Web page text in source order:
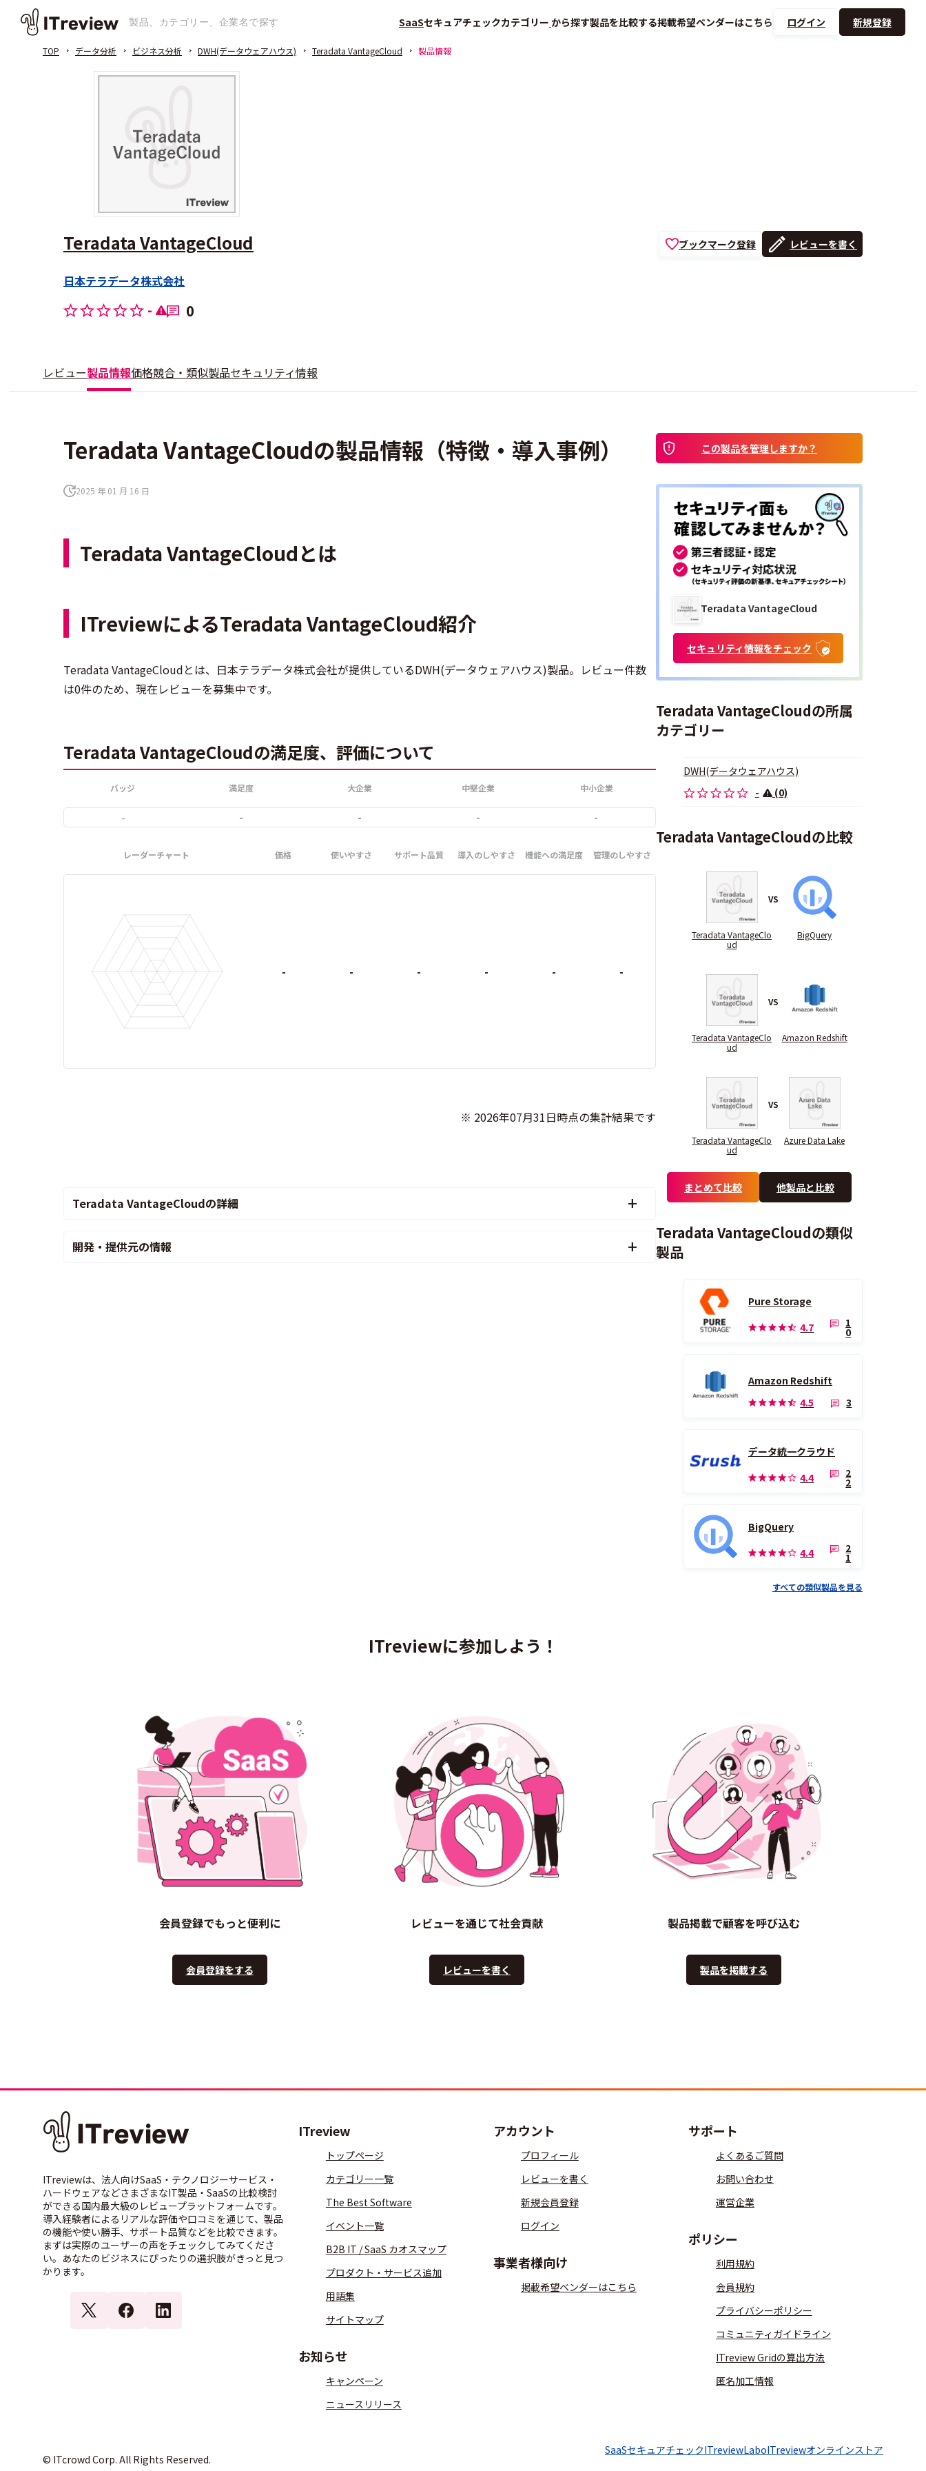
SaaSセキュアチェックカテゴリー から探す製品を比較する掲載希望ベンダーはこちら ログイン 新規登録
TOP データ分析 ビジネス分析 DWH(データウェアハウス) Teradata VantageCloud 製品情報
Teradata VantageCloud
日本テラデータ株式会社
- 0
ブックマーク登録 レビューを書く
レビュー製品情報価格競合・類似製品セキュリティ情報
Teradata VantageCloudの製品情報（特徴・導入事例）
2025 年 01 月 16 日
Teradata VantageCloudとは
ITreviewによるTeradata VantageCloud紹介
Teradata VantageCloudとは、日本テラデータ株式会社が提供しているDWH(データウェアハウス)製品。レビュー件数
は0件のため、現在レビューを募集中です。
Teradata VantageCloudの満足度、評価について
バッジ 満足度 大企業 中堅企業 中小企業
- - - - -
レーダーチャート 価格 使いやすさ サポート品質 導入のしやすさ 機能への満足度 管理のしやすさ
- - - - - -
Teradata VantageCloudの詳細
開発・提供元の情報
この製品を管理しますか？
Teradata VantageCloud
セキュリティ情報をチェック
Teradata VantageCloudの所属
カテゴリー
DWH(データウェアハウス)
-
(0)
Teradata VantageCloudの比較
Teradata VantageClo
ud
VS
BigQuery
Teradata VantageClo
ud
VS
Amazon Redshift
Teradata VantageClo
ud
VS
Azure Data Lake
まとめて比較 他製品と比較
Teradata VantageCloudの類似
製品
Pure Storage
4.7
1
0
Amazon Redshift
4.5
3
データ統一クラウド
4.4
2
2
BigQuery
4.4
2
1
すべての類似製品を見る
ITreviewに参加しよう！
会員登録でもっと便利に
会員登録をする
レビューを通じて社会貢献
レビューを書く
製品掲載で顧客を呼び込む
製品を掲載する
ITreviewは、法人向けSaaS・テクノロジーサービス・
ハードウェアなどさまざまなIT製品・SaaSの比較検討
ができる国内最大級のレビュープラットフォームです。
導入経験者によるリアルな評価や口コミを通じて、製品
の機能や使い勝手、サポート品質などを比較できます。
まずは実際のユーザーの声をチェックしてみてくださ
い。あなたのビジネスにぴったりの選択肢がきっと見つ
かります。
ITreview
トップページ
カテゴリー一覧
The Best Software
イベント一覧
B2B IT / SaaS カオスマップ
プロダクト・サービス追加
用語集
サイトマップ
お知らせ
キャンペーン
ニュースリリース
アカウント
プロフィール
レビューを書く
新規会員登録
ログイン
事業者様向け
掲載希望ベンダーはこちら
サポート
よくあるご質問
お問い合わせ
運営企業
ポリシー
利用規約
会員規約
プライバシーポリシー
コミュニティガイドライン
ITreview Gridの算出方法
匿名加工情報
© ITcrowd Corp. All Rights Reserved.
SaaSセキュアチェックITreviewLaboITreviewオンラインストア